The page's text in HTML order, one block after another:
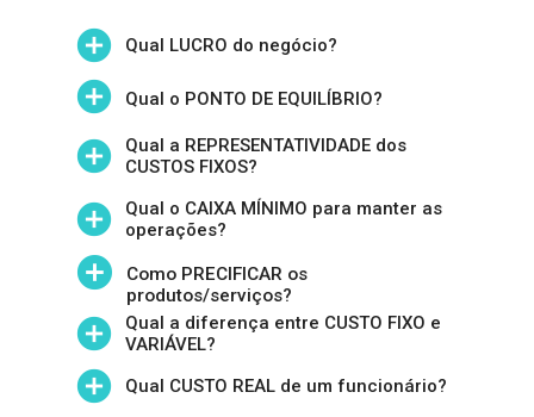
Qual LUCRO do negócio?
Qual o PONTO DE EQUILÍBRIO?
Qual a REPRESENTATIVIDADE dos
CUSTOS FIXOS?
Qual o CAIXA MÍNIMO para manter as
operações?
Como PRECIFICAR os
produtos/serviços?
Qual a diferença entre CUSTO FIXO e
VARIÁVEL?
Qual CUSTO REAL de um funcionário?